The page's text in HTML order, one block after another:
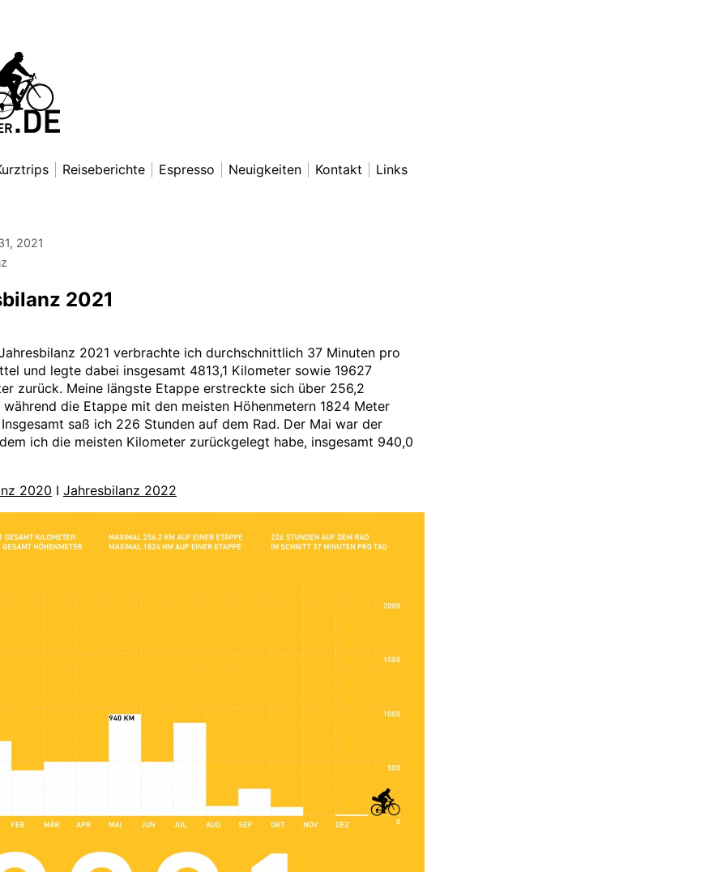
Lettkemann
Reiseberichte Espresso Neuigkeiten Kontakt Links
2021
2021
2021 verbrachte ich durchschnittlich 37 Minuten pro
und legte dabei insgesamt 4813,1 Kilometer sowie 19627
zurück. Meine längste Etappe erstreckte sich über 256,2
während die Etappe mit den meisten Höhenmetern 1824 Meter
saß ich 226 Stunden auf dem Rad. Der Mai war der
ich die meisten Kilometer zurückgelegt habe, insgesamt 940,0
2020 I Jahresbilanz 2022